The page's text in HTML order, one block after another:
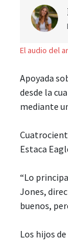
El audio del
Apoyada
desde la
mediante
Estaca
“Lo
Jones,
buenos,
Los hijos